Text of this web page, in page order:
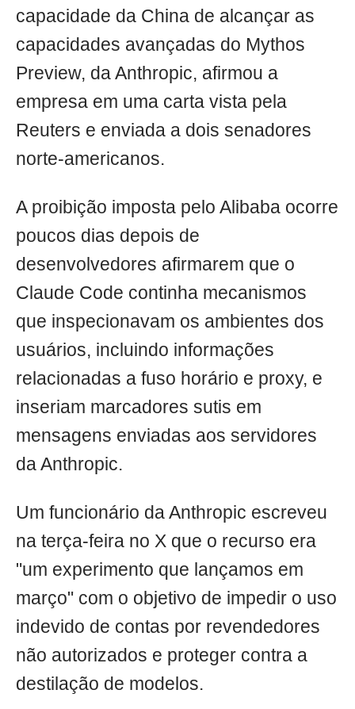
capacidade da China de alcançar as
capacidades avançadas do Mythos
Preview, da Anthropic, afirmou a
empresa em uma carta vista pela
Reuters e enviada a dois senadores
norte-americanos.
A proibição imposta pelo Alibaba ocorre
poucos dias depois de
desenvolvedores afirmarem que o
Claude Code continha mecanismos
que inspecionavam os ambientes dos
usuários, incluindo informações
relacionadas a fuso horário e proxy, e
inseriam marcadores sutis em
mensagens enviadas aos servidores
da Anthropic.
Um funcionário da Anthropic escreveu
na terça-feira no X que o recurso era
"um experimento que lançamos em
março" com o objetivo de impedir o uso
indevido de contas por revendedores
não autorizados e proteger contra a
destilação de modelos.